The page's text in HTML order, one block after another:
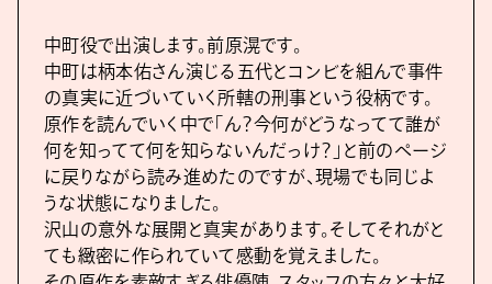
中町役で出演します。前原滉です。
中町は柄本佑さん演じる五代とコンビを組んで事件
の真実に近づいていく所轄の刑事という役柄です。
原作を読んでいく中で「ん？今何がどうなってて誰が
何を知ってて何を知らないんだっけ？」と前のページ
に戻りながら読み進めたのですが、現場でも同じよ
うな状態になりました。
沢山の意外な展開と真実があります。そしてそれがと
ても緻密に作られていて感動を覚えました。